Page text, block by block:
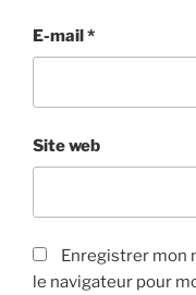
E-mail*
Site web
Enregistrer mon
le navigateur pour